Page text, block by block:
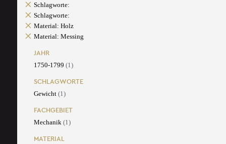
Schlagworte:
Schlagworte:
Material: Holz
Material: Messing
JAHR
1750-1799 (1)
SCHLAGWORTE
Gewicht (1)
FACHGEBIET
Mechanik (1)
MATERIAL